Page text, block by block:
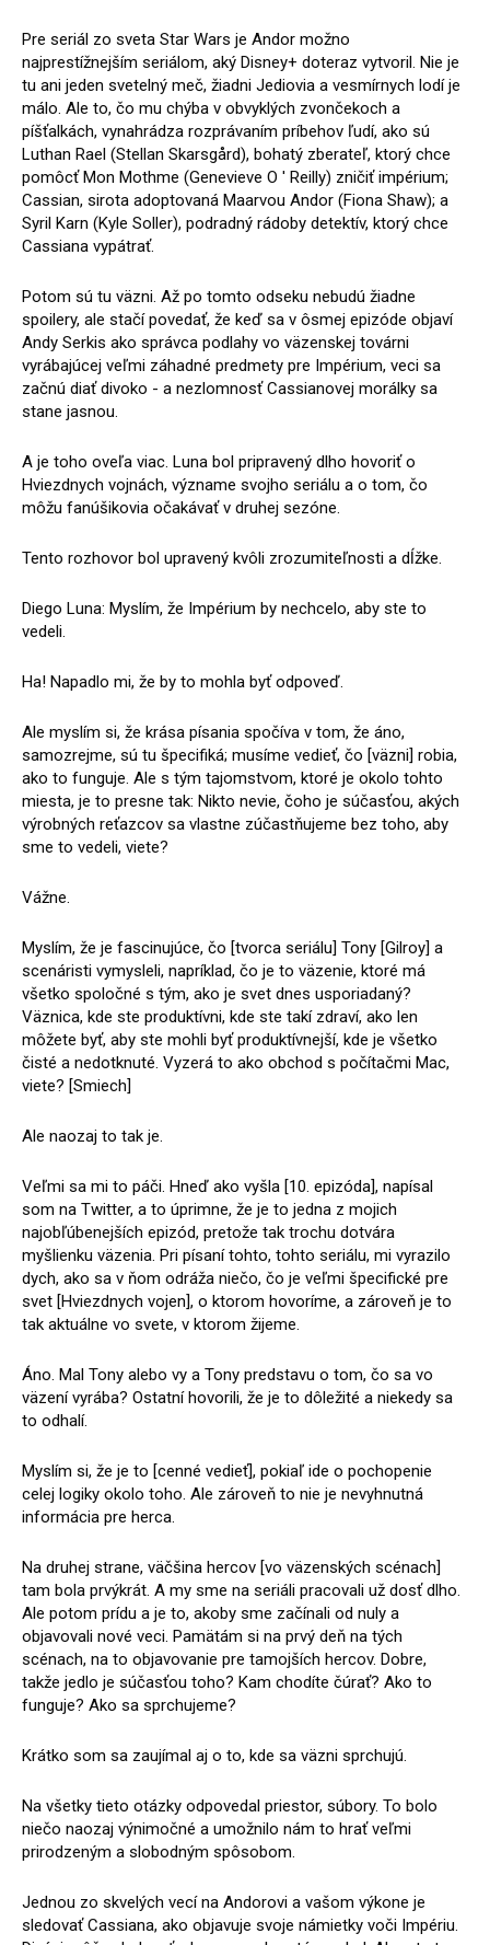
Pre seriál zo sveta Star Wars je Andor možno
najprestížnejším seriálom, aký Disney+ doteraz vytvoril. Nie je
tu ani jeden svetelný meč, žiadni Jediovia a vesmírnych lodí je
málo. Ale to, čo mu chýba v obvyklých zvončekoch a
píšťalkách, vynahrádza rozprávaním príbehov ľudí, ako sú
Luthan Rael (Stellan Skarsgård), bohatý zberateľ, ktorý chce
pomôcť Mon Mothme (Genevieve O ' Reilly) zničiť impérium;
Cassian, sirota adoptovaná Maarvou Andor (Fiona Shaw); a
Syril Karn (Kyle Soller), podradný rádoby detektív, ktorý chce
Cassiana vypátrať.
Potom sú tu väzni. Až po tomto odseku nebudú žiadne
spoilery, ale stačí povedať, že keď sa v ôsmej epizóde objaví
Andy Serkis ako správca podlahy vo väzenskej továrni
vyrábajúcej veľmi záhadné predmety pre Impérium, veci sa
začnú diať divoko - a nezlomnosť Cassianovej morálky sa
stane jasnou.
A je toho oveľa viac. Luna bol pripravený dlho hovoriť o
Hviezdnych vojnách, význame svojho seriálu a o tom, čo
môžu fanúšikovia očakávať v druhej sezóne.
Tento rozhovor bol upravený kvôli zrozumiteľnosti a dĺžke.
Diego Luna: Myslím, že Impérium by nechcelo, aby ste to
vedeli.
Ha! Napadlo mi, že by to mohla byť odpoveď.
Ale myslím si, že krása písania spočíva v tom, že áno,
samozrejme, sú tu špecifiká; musíme vedieť, čo [väzni] robia,
ako to funguje. Ale s tým tajomstvom, ktoré je okolo tohto
miesta, je to presne tak: Nikto nevie, čoho je súčasťou, akých
výrobných reťazcov sa vlastne zúčastňujeme bez toho, aby
sme to vedeli, viete?
Vážne.
Myslím, že je fascinujúce, čo [tvorca seriálu] Tony [Gilroy] a
scenáristi vymysleli, napríklad, čo je to väzenie, ktoré má
všetko spoločné s tým, ako je svet dnes usporiadaný?
Väznica, kde ste produktívni, kde ste takí zdraví, ako len
môžete byť, aby ste mohli byť produktívnejší, kde je všetko
čisté a nedotknuté. Vyzerá to ako obchod s počítačmi Mac,
viete? [Smiech]
Ale naozaj to tak je.
Veľmi sa mi to páči. Hneď ako vyšla [10. epizóda], napísal
som na Twitter, a to úprimne, že je to jedna z mojich
najobľúbenejších epizód, pretože tak trochu dotvára
myšlienku väzenia. Pri písaní tohto, tohto seriálu, mi vyrazilo
dych, ako sa v ňom odráža niečo, čo je veľmi špecifické pre
svet [Hviezdnych vojen], o ktorom hovoríme, a zároveň je to
tak aktuálne vo svete, v ktorom žijeme.
Áno. Mal Tony alebo vy a Tony predstavu o tom, čo sa vo
väzení vyrába? Ostatní hovorili, že je to dôležité a niekedy sa
to odhalí.
Myslím si, že je to [cenné vedieť], pokiaľ ide o pochopenie
celej logiky okolo toho. Ale zároveň to nie je nevyhnutná
informácia pre herca.
Na druhej strane, väčšina hercov [vo väzenských scénach]
tam bola prvýkrát. A my sme na seriáli pracovali už dosť dlho.
Ale potom prídu a je to, akoby sme začínali od nuly a
objavovali nové veci. Pamätám si na prvý deň na tých
scénach, na to objavovanie pre tamojších hercov. Dobre,
takže jedlo je súčasťou toho? Kam chodíte čúrať? Ako to
funguje? Ako sa sprchujeme?
Krátko som sa zaujímal aj o to, kde sa väzni sprchujú.
Na všetky tieto otázky odpovedal priestor, súbory. To bolo
niečo naozaj výnimočné a umožnilo nám to hrať veľmi
prirodzeným a slobodným spôsobom.
Jednou zo skvelých vecí na Andorovi a vašom výkone je
sledovať Cassiana, ako objavuje svoje námietky voči Impériu.